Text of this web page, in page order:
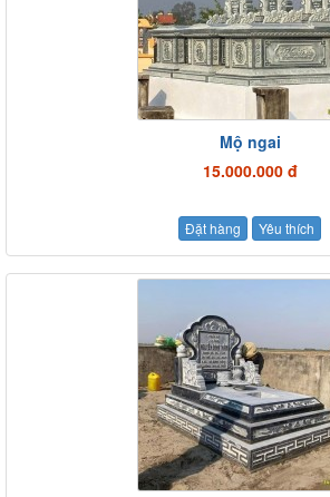
Mộ ngai
15.000.000 đ
Đặt hàng Yêu thích